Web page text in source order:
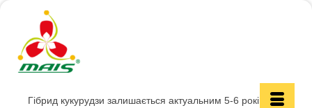
Гібрид кукурудзи залишається актуальним 5-6 років.